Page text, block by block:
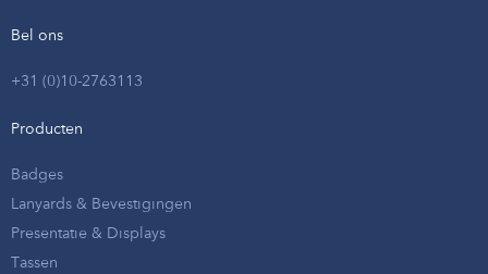
Bel ons
+31 (0)10-2763113
Producten
Badges
Lanyards & Bevestigingen
Presentatie & Displays
Tassen